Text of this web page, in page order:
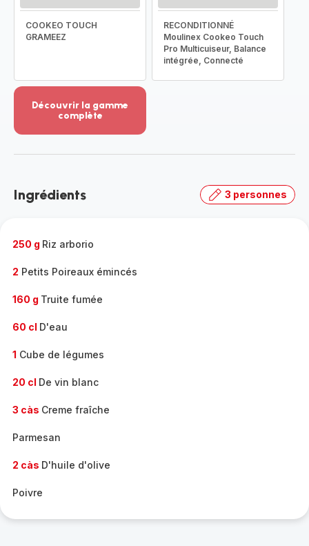
COOKEO TOUCH
GRAMEEZ
RECONDITIONNÉ
Moulinex Cookeo Touch
Pro Multicuiseur, Balance
intégrée, Connecté
Découvrir la gamme
complète
-
gamme
Ingrédients 3 personnes
250 g Riz arborio
2 Petits Poireaux émincés
160 g Truite fumée
60 cl D'eau
1 Cube de légumes
20 cl De vin blanc
3 càs Creme fraîche
Parmesan
2 càs D'huile d'olive
Poivre